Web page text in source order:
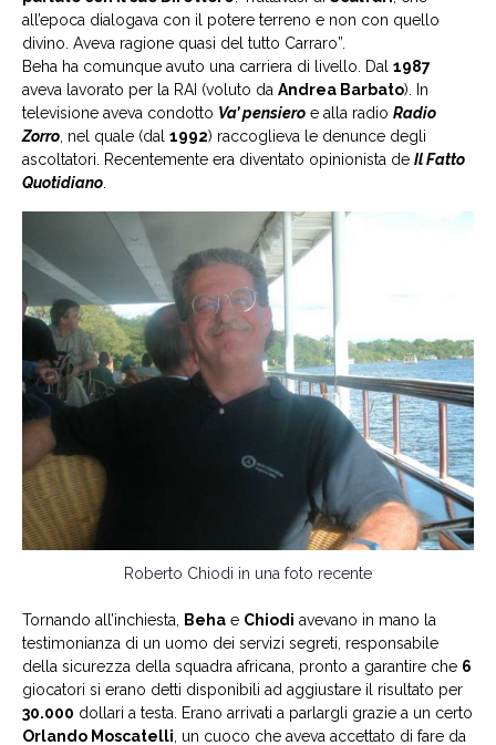
all’epoca dialogava con il potere terreno e non con quello
divino. Aveva ragione quasi del tutto Carraro”.
Beha ha comunque avuto una carriera di livello. Dal 1987
aveva lavorato per la RAI (voluto da Andrea Barbato). In
televisione aveva condotto Va’ pensiero e alla radio Radio
Zorro , nel quale (dal 1992) raccoglieva le denunce degli
ascoltatori. Recentemente era diventato opinionista de Il Fatto
Quotidiano
Roberto Chiodi in una foto recente
Tornando all’inchiesta, Beha e Chiodi avevano in mano la
testimonianza di un uomo dei servizi segreti, responsabile
della sicurezza della squadra africana, pronto a garantire che 6
giocatori si erano detti disponibili ad aggiustare il risultato per
30.000 dollari a testa. Erano arrivati a parlargli grazie a un certo
Orlando Moscatelli , un cuoco che aveva accettato di fare da